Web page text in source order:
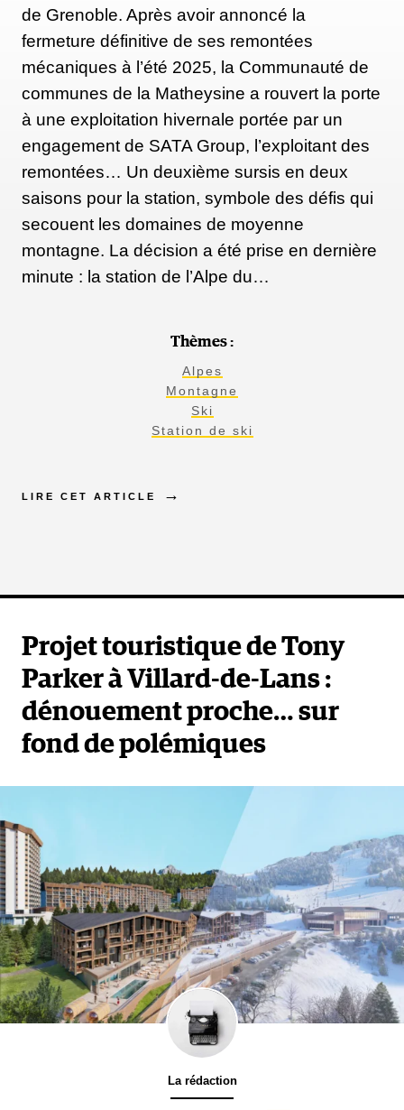
de Grenoble. Après avoir annoncé la
fermeture définitive de ses remontées
mécaniques à l’été 2025, la Communauté de
communes de la Matheysine a rouvert la porte
à une exploitation hivernale portée par un
engagement de SATA Group, l’exploitant des
remontées… Un deuxième sursis en deux
saisons pour la station, symbole des défis qui
secouent les domaines de moyenne
montagne. La décision a été prise en dernière
minute : la station de l’Alpe du…
Thèmes :
Alpes
Montagne
Ski
Station de ski
LIRE CET ARTICLE
Projet touristique de Tony
Parker à Villard-de-Lans :
dénouement proche… sur
fond de polémiques
La rédaction